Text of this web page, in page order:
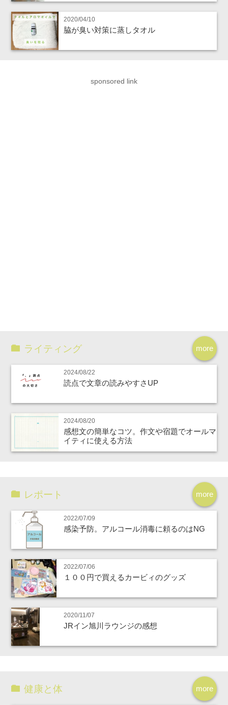
2020/04/10
脇が臭い対策に蒸しタオル
sponsored link
more
ライティング
2024/08/22
読点で文章の読みやすさUP
2024/08/20
感想文の簡単なコツ。作文や宿題でオールマ
イティに使える方法
more
レポート
2022/07/09
感染予防。アルコール消毒に頼るのはNG
2022/07/06
１００円で買えるカービィのグッズ
2020/11/07
JRイン旭川ラウンジの感想
more
健康と体